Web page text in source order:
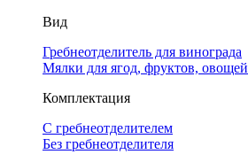
Вид
Гребнеотделитель для винограда
Мялки для ягод, фруктов, овощей
Комплектация
С гребнеотделителем
Без гребнеотделителя